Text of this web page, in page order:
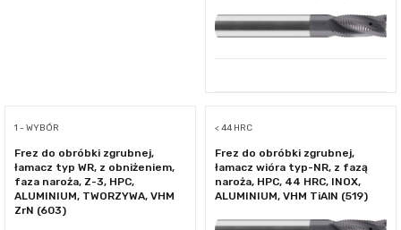
1 - WYBÓR
Frez do obróbki zgrubnej,
łamacz typ WR, z obniżeniem,
faza naroża, Z-3, HPC,
ALUMINIUM, TWORZYWA, VHM
ZrN (603)
< 44 HRC
Frez do obróbki zgrubnej,
łamacz wióra typ-NR, z fazą
naroża, HPC, 44 HRC, INOX,
ALUMINIUM, VHM TiAlN (519)